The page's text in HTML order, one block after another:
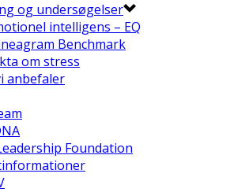
og undersøgelser
intelligens – EQ
Benchmark
om stress
anbefaler
Foundation